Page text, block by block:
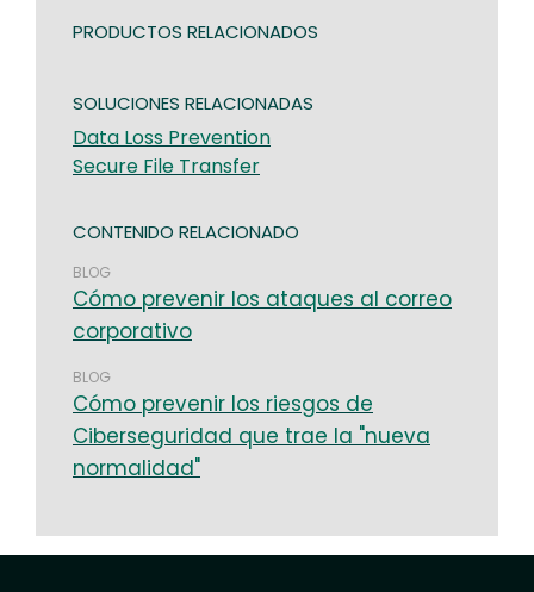
PRODUCTOS RELACIONADOS
SOLUCIONES RELACIONADAS
Data Loss Prevention
Secure File Transfer
CONTENIDO RELACIONADO
BLOG
Cómo prevenir los ataques al correo
corporativo
BLOG
Cómo prevenir los riesgos de
Ciberseguridad que trae la "nueva
normalidad"